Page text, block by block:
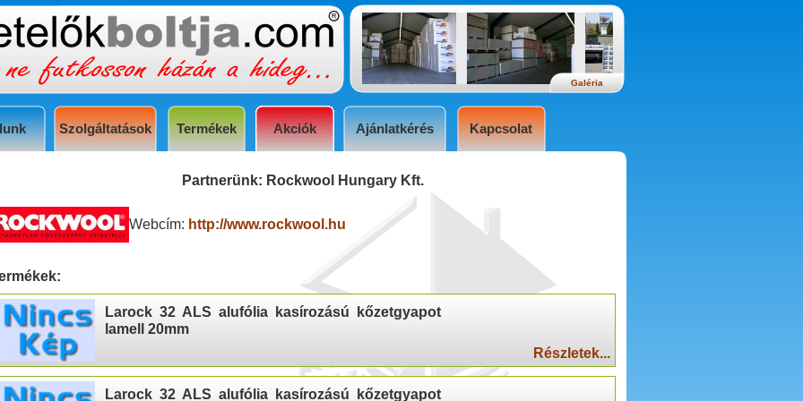
Szolgáltatások Termékek Akciók Ajánlatkérés Kapcsolat
Partnerünk: Rockwool Hungary Kft.
Webcím: http://www.rockwool.hu
Larock 32 ALS alufólia kasírozású kőzetgyapot
lamell 20mm
Részletek...
Larock 32 ALS alufólia kasírozású kőzetgyapot
Galéria